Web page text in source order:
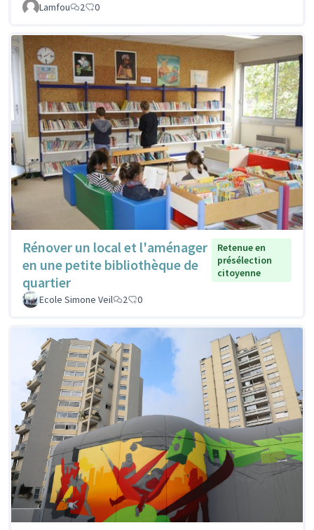
Lamfou 2 0
Rénover un local et l'aménager
en une petite bibliothèque de
quartier
Retenue en
présélection
citoyenne
Ecole Simone Veil 2 0